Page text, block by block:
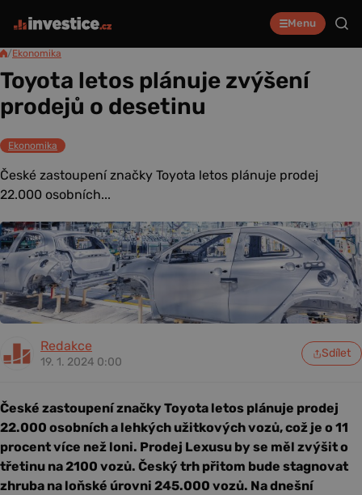
Menu
/Ekonomika
Toyota letos plánuje zvýšení
prodejů o desetinu
Ekonomika
České zastoupení značky Toyota letos plánuje prodej
22.000 osobních...
Redakce
19. 1. 2024 0:00
Sdílet
České zastoupení značky Toyota letos plánuje prodej
22.000 osobních a lehkých užitkových vozů, což je o 11
procent více než loni. Prodej Lexusu by se měl zvýšit o
třetinu na 2100 vozů. Český trh přitom bude stagnovat
zhruba na loňské úrovni 245.000 vozů. Na dnešní